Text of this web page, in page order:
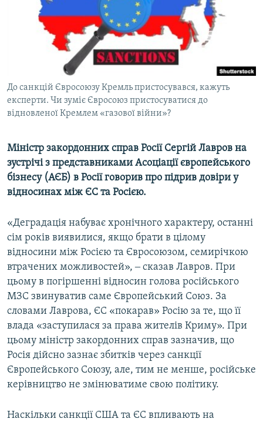
ВІДЕОУРОКИ «ELIFBE»
СВІДЧЕННЯ ОКУПАЦІЇ
УКРАЇНСЬКА ПРОБЛЕМА КРИМУ
ІНФОГРАФІКА
Русский
Qırımtatar
До санкцій Євросоюзу Кремль пристосувався, кажуть
експерти. Чи зуміє Євросоюз пристосуватися до
відновленої Кремлем «газової війни»?
Міністр закордонних справ Росії Сергій Лавров на
зустрічі з представниками Асоціації європейського
бізнесу (АЄБ) в Росії говорив про підрив довіри у
відносинах між ЄС та Росією.
«Деградація набуває хронічного характеру, останні
сім років виявилися, якщо брати в цілому
відносини між Росією та Євросоюзом, семирічкою
втрачених можливостей», ‒ сказав Лавров. При
цьому в погіршенні відносин голова російського
МЗС звинуватив саме Європейський Союз. За
словами Лаврова, ЄС «покарав» Росію за те, що її
влада «заступилася за права жителів Криму». При
цьому міністр закордонних справ зазначив, що
Росія дійсно зазнає збитків через санкції
Європейського Союзу, але, тим не менше, російське
керівництво не змінюватиме свою політику.
Наскільки санкції США та ЄС впливають на